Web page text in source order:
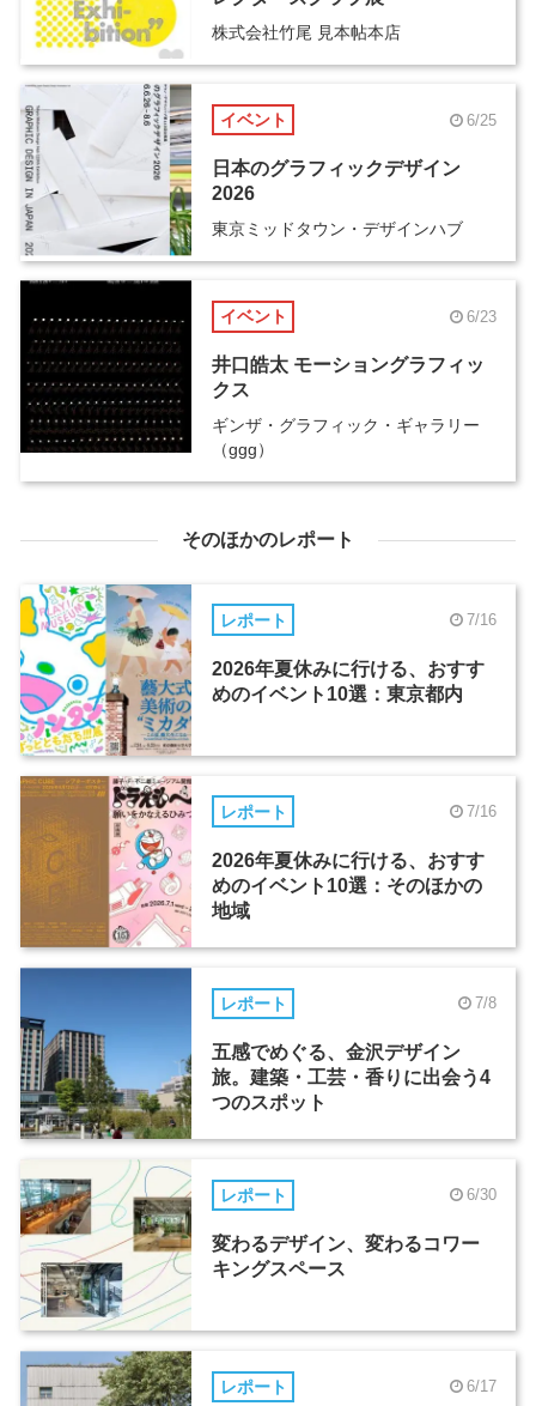
株式会社竹尾 見本帖本店
イベント 6/25
日本のグラフィックデザイン
2026
東京ミッドタウン・デザインハブ
イベント 6/23
井口皓太 モーショングラフィッ
クス
ギンザ・グラフィック・ギャラリー
（ggg）
そのほかのレポート
レポート 7/16
2026年夏休みに行ける、おすす
めのイベント10選：東京都内
レポート 7/16
2026年夏休みに行ける、おすす
めのイベント10選：そのほかの
地域
レポート 7/8
五感でめぐる、金沢デザイン
旅。建築・工芸・香りに出会う4
つのスポット
レポート 6/30
変わるデザイン、変わるコワー
キングスペース
レポート 6/17